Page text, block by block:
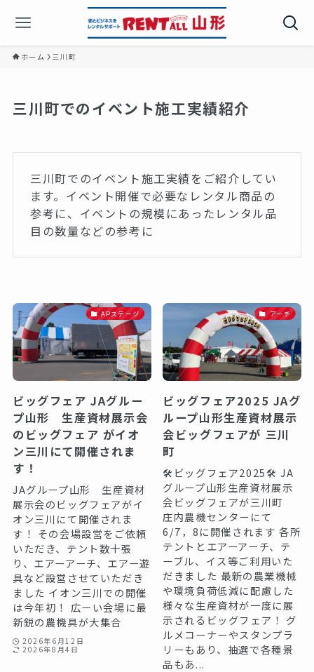
ホーム 三川町
三川町でのイベント施工実績紹介
三川町でのイベント施工実績をご紹介してい
ます。イベント開催で必要なレンタル商品の
参考に、イベントの規模にあったレンタル品
目の数量などの参考に
APステージ
ビッグフェア JAグルー
プ山形 生産資材展示会
のビッグフェア がイオ
ン三川にて開催されま
す！
JAグループ山形 生産資材
展示会のビッグフェアがイ
オン三川にて開催されま
す！ その会場設営をご依頼
いただき、テント数十張
り、エアーアーチ、エアー遊
具など設営させていただき
ました イオン三川での開催
は今年初！ 広ーい会場に最
新鋭の農機具が大集合
2026年6月12日
2026年8月4日
アーチ
ビッグフェア2025 JAグ
ループ山形生産資材展示
会ビッグフェアが 三川
町
🛠️ビッグフェア2025🛠️ JA
グループ山形生産資材展示
会ビッグフェアが三川町
庄内農機センターにて
6/7，8に開催されます 各所
テントとエアーアーチ、テ
ーブル、イス等ご利用いた
だきました 最新の農業機械
や環境負荷低減に配慮した
様々な生産資材が一度に展
示されるビッグフェア！ グ
ルメコーナーやスタンプラ
リーもあり、抽選で各種景
品もあ...